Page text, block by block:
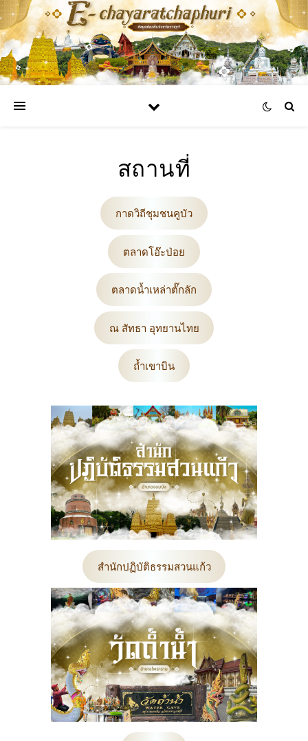
สถานที่
กาดวิถีชุมชนคูบัว
ตลาดโอ๊ะป่อย
ตลาดน้ำเหล่าตั๊กลัก
ณ สัทธา อุทยานไทย
ถ้ำเขาบิน
สำนักปฏิบัติธรรมสวนแก้ว